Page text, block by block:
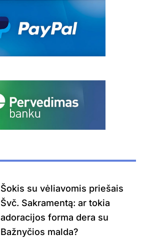
Šokis su vėliavomis priešais
Švč. Sakramentą: ar tokia
adoracijos forma dera su
Bažnyčios malda?